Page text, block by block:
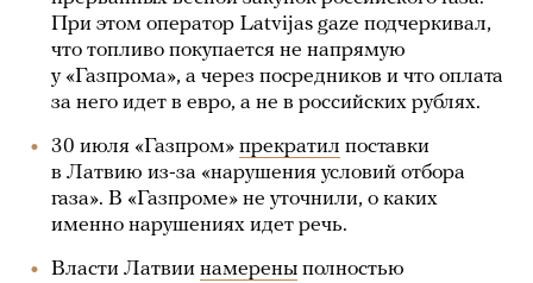
При этом оператор Latvijas gaze подчеркивал,
что топливо покупается не напрямую
у «Газпрома», а через посредников и что оплата
за него идет в евро, а не в российских рублях.
30 июля «Газпром» прекратил поставки
в Латвию из-за «нарушения условий отбора
газа». В «Газпроме» не уточнили, о каких
именно нарушениях идет речь.
Власти Латвии намерены полностью